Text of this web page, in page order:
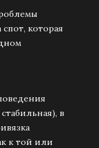
которая
в
к той или